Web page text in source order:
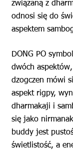
związaną z
odnosi się do
aspektem
DONG PO
dwóch
dzogczen mówi
aspekt rigpy,
dharmakaji i
się jako
buddy jest
świetlistość, a